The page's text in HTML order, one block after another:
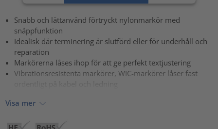
Snabb och lättanvänd förtryckt nylonmarkör med
snäppfunktion
Idealisk där terminering är slutförd eller för underhåll och
reparation
Markörerna låses ihop för att ge perfekt textjustering
Vibrationsresistenta markörer, WIC-markörer låser fast
Visa mer